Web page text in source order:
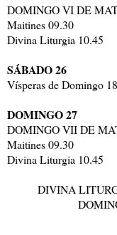
DOMINGO VI DE
Maitines 09.30
Divina Liturgia 10.45
SÁBADO 26
Vísperas de Domingo
DOMINGO 27
DOMINGO VII DE
Maitines 09.30
Divina Liturgia 10.45
DIVINA